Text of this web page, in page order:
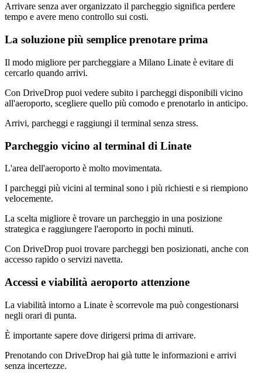
Arrivare senza aver organizzato il parcheggio significa perdere
tempo e avere meno controllo sui costi.
La soluzione più semplice prenotare prima
Il modo migliore per parcheggiare a Milano Linate è evitare di
cercarlo quando arrivi.
Con DriveDrop puoi vedere subito i parcheggi disponibili vicino
all'aeroporto, scegliere quello più comodo e prenotarlo in anticipo.
Arrivi, parcheggi e raggiungi il terminal senza stress.
Parcheggio vicino al terminal di Linate
L'area dell'aeroporto è molto movimentata.
I parcheggi più vicini al terminal sono i più richiesti e si riempiono
velocemente.
La scelta migliore è trovare un parcheggio in una posizione
strategica e raggiungere l'aeroporto in pochi minuti.
Con DriveDrop puoi trovare parcheggi ben posizionati, anche con
accesso rapido o servizi navetta.
Accessi e viabilità aeroporto attenzione
La viabilità intorno a Linate è scorrevole ma può congestionarsi
negli orari di punta.
È importante sapere dove dirigersi prima di arrivare.
Prenotando con DriveDrop hai già tutte le informazioni e arrivi
senza incertezze.